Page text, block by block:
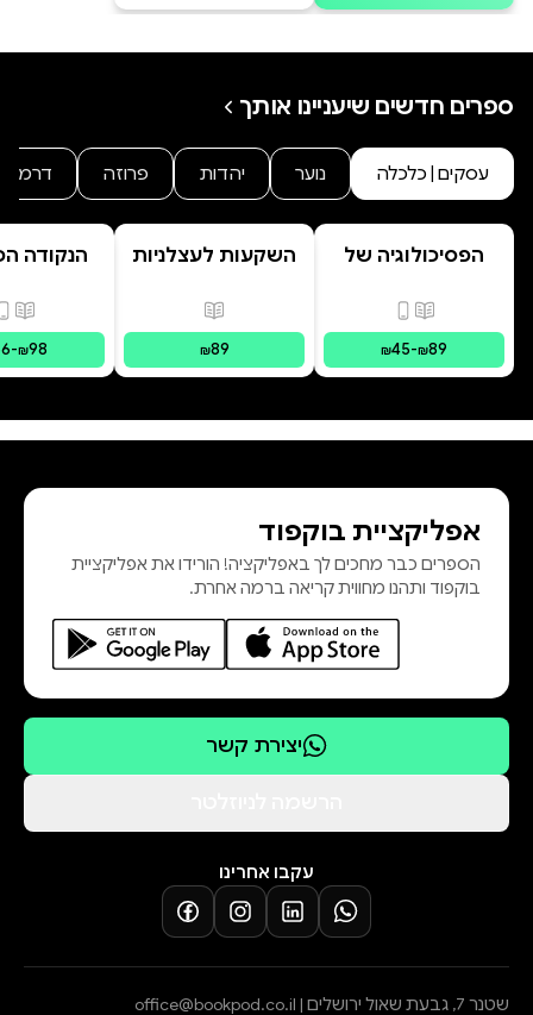
ספרים חדשים שיעניינו אותך
עסקים | כלכלה נוער יהדות פרוזה דרמה
הפסיכולוגיה של
פורמטים זמינים
מודפס, דיגיטלי
₪45-₪89
השקעות לעצלניות
והרווחית להשקעה
ארוכת-טווח בשוק
ההון
פורמטים זמינים מודפס
₪89
הנקודה
-₪98
אפליקציית בוקפוד
הספרים כבר מחכים לך באפליקציה! הורידו את אפליקציית
בוקפוד ותהנו מחווית קריאה ברמה אחרת.
יצירת קשר
עקבו אחרינו
שטנר 7, גבעת שאול ירושלים | office@bookpod.co.il